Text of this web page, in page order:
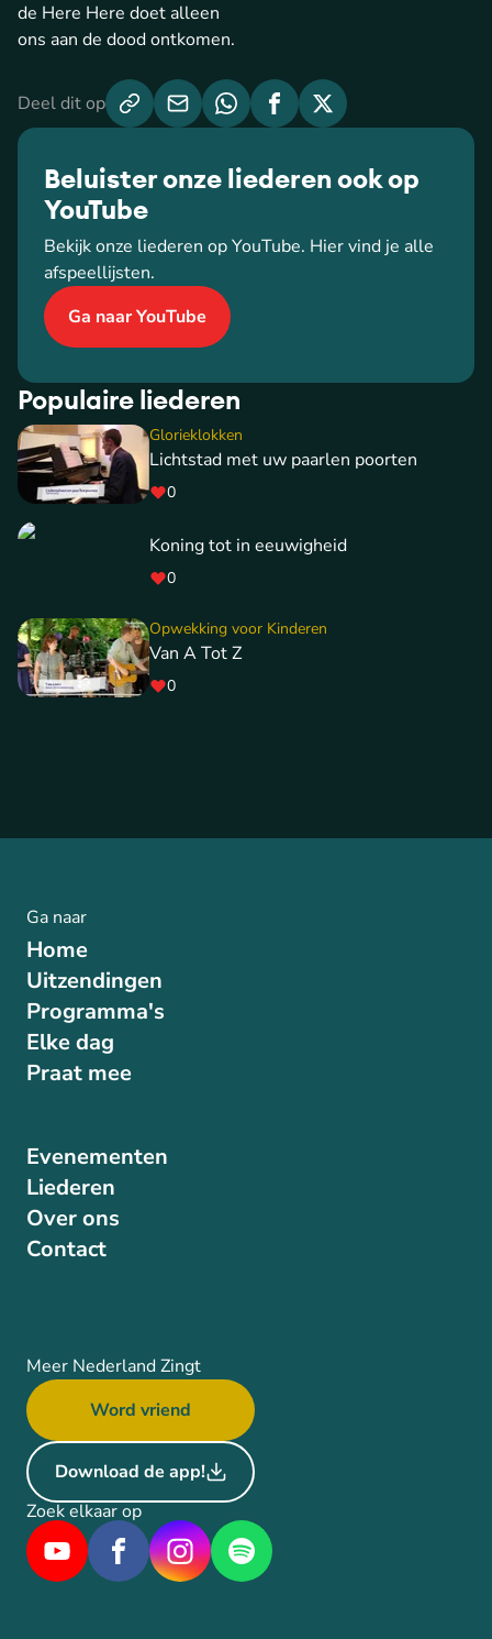
de Here Here doet alleen
ons aan de dood ontkomen.
Deel dit op
Beluister onze liederen ook op
YouTube
Bekijk onze liederen op YouTube. Hier vind je alle
afspeellijsten.
Ga naar YouTube
Populaire liederen
Glorieklokken
Lichtstad met uw paarlen poorten
0
Koning tot in eeuwigheid
0
Opwekking voor Kinderen
Van A Tot Z
0
Ga naar
Home
Uitzendingen
Programma's
Elke dag
Praat mee
Evenementen
Liederen
Over ons
Contact
Meer Nederland Zingt
Word vriend
Download de app!
Zoek elkaar op